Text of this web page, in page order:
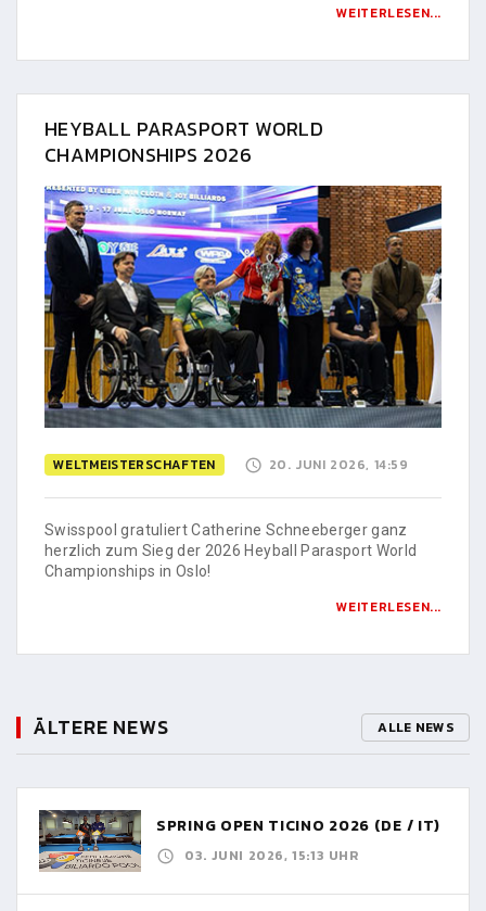
WEITERLESEN...
HEYBALL PARASPORT WORLD
CHAMPIONSHIPS 2026
WELTMEISTERSCHAFTEN 20. JUNI 2026, 14:59
Swisspool gratuliert Catherine Schneeberger ganz
herzlich zum Sieg der 2026 Heyball Parasport World
Championships in Oslo!
WEITERLESEN...
ÄLTERE NEWS ALLE NEWS
SPRING OPEN TICINO 2026 (DE / IT)
03. JUNI 2026, 15:13 UHR